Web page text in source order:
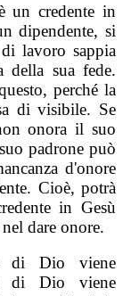
un credente in
dipendente, si
lavoro sappia
della sua fede.
perché la
di visibile. Se
onora il suo
padrone può
d'onore
Cioè, potrà
in Gesù
dare onore.
di Dio viene
di Dio viene